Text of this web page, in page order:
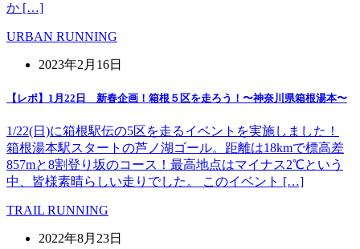
か […]
URBAN RUNNING
2023年2月16日
【レポ】1月22日 新春企画！箱根５区を走ろう！〜神奈川県箱根湯本〜
1/22(日)に箱根駅伝の5区を走るイベントを実施しました！
箱根湯本駅スタートの芦ノ湖ゴール。距離は18kmで標高差
857mと8割登り坂のコース！最高地点はマイナス2℃という
中、皆様素晴らしい走りでした。 このイベント […]
TRAIL RUNNING
2022年8月23日